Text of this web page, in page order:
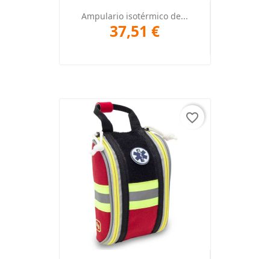
Ampulario isotérmico de...
37,51 €
favorite_border